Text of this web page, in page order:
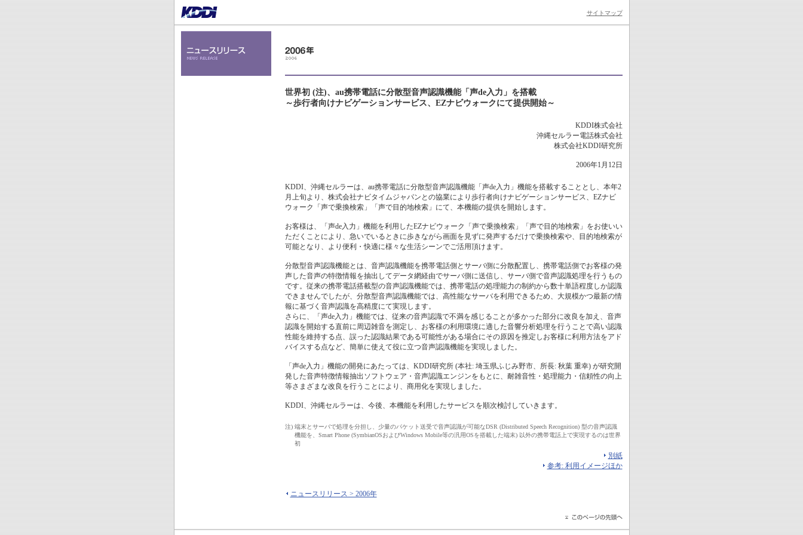
サイトマップ
世界初 (注)、au携帯電話に分散型音声認識機能「声de入力」を搭載
～歩行者向けナビゲーションサービス、EZナビウォークにて提供開始～
KDDI株式会社
沖縄セルラー電話株式会社
株式会社KDDI研究所
2006年1月12日
KDDI、沖縄セルラーは、au携帯電話に分散型音声認識機能「声de入力」機能を搭載することとし、本年2
月上旬より、株式会社ナビタイムジャパンとの協業により歩行者向けナビゲーションサービス、EZナビ
ウォーク「声で乗換検索」「声で目的地検索」にて、本機能の提供を開始します。
お客様は、「声de入力」機能を利用したEZナビウォーク「声で乗換検索」「声で目的地検索」をお使いい
ただくことにより、急いでいるときに歩きながら画面を見ずに発声するだけで乗換検索や、目的地検索が
可能となり、より便利・快適に様々な生活シーンでご活用頂けます。
分散型音声認識機能とは、音声認識機能を携帯電話側とサーバ側に分散配置し、携帯電話側でお客様の発
声した音声の特徴情報を抽出してデータ網経由でサーバ側に送信し、サーバ側で音声認識処理を行うもの
です。従来の携帯電話搭載型の音声認識機能では、携帯電話の処理能力の制約から数十単語程度しか認識
できませんでしたが、分散型音声認識機能では、高性能なサーバを利用できるため、大規模かつ最新の情
報に基づく音声認識を高精度にて実現します。
さらに、「声de入力」機能では、従来の音声認識で不満を感じることが多かった部分に改良を加え、音声
認識を開始する直前に周辺雑音を測定し、お客様の利用環境に適した音響分析処理を行うことで高い認識
性能を維持する点、誤った認識結果である可能性がある場合にその原因を推定しお客様に利用方法をアド
バイスする点など、簡単に使えて役に立つ音声認識機能を実現しました。
「声de入力」機能の開発にあたっては、KDDI研究所 (本社: 埼玉県ふじみ野市、所長: 秋葉 重幸) が研究開
発した音声特徴情報抽出ソフトウェア・音声認識エンジンをもとに、耐雑音性・処理能力・信頼性の向上
等さまざまな改良を行うことにより、商用化を実現しました。
KDDI、沖縄セルラーは、今後、本機能を利用したサービスを順次検討していきます。
注) 端末とサーバで処理を分担し、少量のパケット送受で音声認識が可能なDSR (Distributed Speech Recognition) 型の音声認識
機能を、Smart Phone (SymbianOSおよびWindows Mobile等の汎用OSを搭載した端末) 以外の携帯電話上で実現するのは世界
初
別紙
参考: 利用イメージほか
ニュースリリース > 2006年